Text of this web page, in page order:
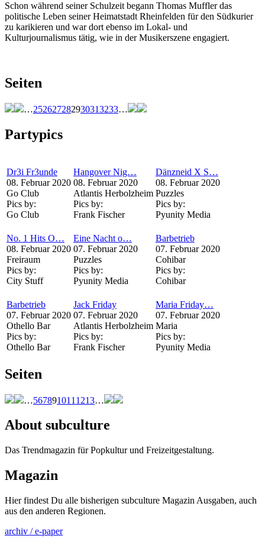
Schon während seiner Schulzeit begann Thomas Muffler das
politische Leben seiner Heimatstadt Rheinfelden für den Südkurier
zu karikieren und war dort ebenso im Lokal- und
Kulturjournalismus tätig, wie in der Musikerszene engagiert.
Seiten
…252627282930313233…
Partypics
Dr3i Fr3unde
08. Februar 2020
Go Club
Pics by:
Go Club
Hangover Nig…
08. Februar 2020
Atlantis Herbolzheim
Pics by:
Frank Fischer
Dänzneid X S…
08. Februar 2020
Puzzles
Pics by:
Pyunity Media
No. 1 Hits O…
08. Februar 2020
Freiraum
Pics by:
City Stuff
Eine Nacht o…
07. Februar 2020
Puzzles
Pics by:
Pyunity Media
Barbetrieb
07. Februar 2020
Cohibar
Pics by:
Cohibar
Barbetrieb
07. Februar 2020
Othello Bar
Pics by:
Othello Bar
Jack Friday
07. Februar 2020
Atlantis Herbolzheim
Pics by:
Frank Fischer
Maria Friday…
07. Februar 2020
Maria
Pics by:
Pyunity Media
Seiten
…567891011 1213…
About subculture
Das Trendmagazin für Popkultur und Freizeitgestaltung.
Magazin
Hier findest Du alle bisherigen subculture Magazin Ausgaben, auch
aus den anderen Regionen.
archiv / e-paper